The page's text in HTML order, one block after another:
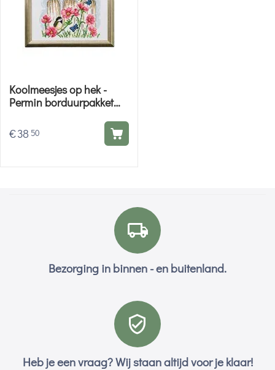
Koolmeesjes op hek -
Permin borduurpakket
€38 50
Bezorging in binnen - en buitenland.
Heb je een vraag? Wij staan altijd voor je klaar!